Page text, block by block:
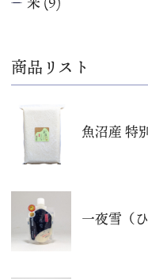
商品リスト
魚沼産 特
一夜雪（